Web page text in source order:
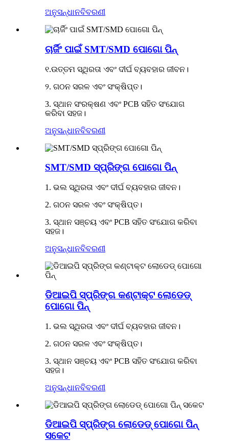
ଅନୁସନ୍ଧାନବିବରଣୀ
ଚାର୍ଜିଂ ପାଇଁ SMT/SMD ପୋଗୋ ପିନ୍
୧.ଉତ୍ତମ ସ୍ଥିରତା ଏବଂ ଦୀର୍ଘ ବ୍ୟବହାର ଜୀବନ।
୨. ଗଠନ ସରଳ ଏବଂ ସଂକ୍ଷିପ୍ତ।
3. ସ୍ଥାନ ସଂରକ୍ଷଣ ଏବଂ PCB ସହିତ ସଂଯୋଗ
କରିବା ସହଜ।
ଅନୁସନ୍ଧାନବିବରଣୀ
SMT/SMD ସ୍ପ୍ରିଙ୍ଗ ପୋଗୋ ପିନ୍
1. ଭଲ ସ୍ଥିରତା ଏବଂ ଦୀର୍ଘ ବ୍ୟବହାର ଜୀବନ।
2. ଗଠନ ସରଳ ଏବଂ ସଂକ୍ଷିପ୍ତ।
3. ସ୍ଥାନ ସଞ୍ଚୟ ଏବଂ PCB ସହିତ ସଂଯୋଗ କରିବା
ସହଜ।
ଅନୁସନ୍ଧାନବିବରଣୀ
ଡିଆଇପି ସ୍ପ୍ରିଙ୍ଗ କଣ୍ଟାକ୍ଟ ଲୋଡେଡ୍
ପୋଗୋ ପିନ୍
1. ଭଲ ସ୍ଥିରତା ଏବଂ ଦୀର୍ଘ ବ୍ୟବହାର ଜୀବନ।
2. ଗଠନ ସରଳ ଏବଂ ସଂକ୍ଷିପ୍ତ।
3. ସ୍ଥାନ ସଞ୍ଚୟ ଏବଂ PCB ସହିତ ସଂଯୋଗ କରିବା
ସହଜ।
ଅନୁସନ୍ଧାନବିବରଣୀ
ଡିଆଇପି ସ୍ପ୍ରିଙ୍ଗ ଲୋଡେଡ୍ ପୋଗୋ ପିନ୍
ସକେଟ